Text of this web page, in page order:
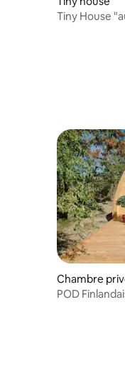
Tiny House
Chambre
POD